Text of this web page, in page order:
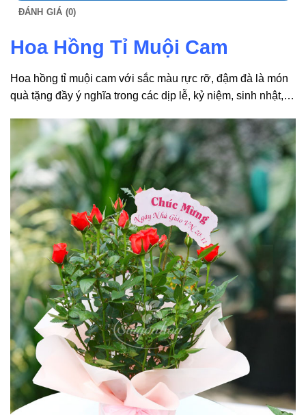
ĐÁNH GIÁ (0)
Hoa Hồng Tỉ Muội Cam
Hoa hồng tỉ muội cam với sắc màu rực rỡ, đậm đà là món
quà tặng đầy ý nghĩa trong các dịp lễ, kỷ niệm, sinh nhật,…